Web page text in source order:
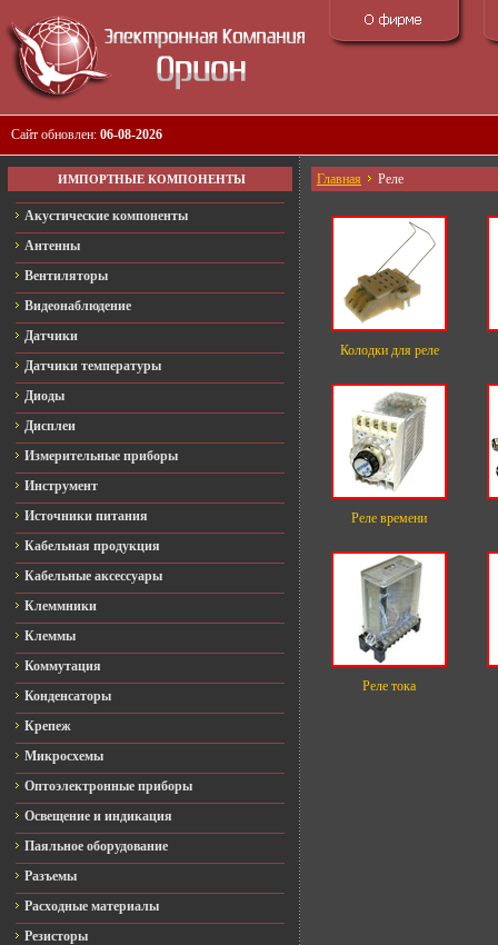
Сайт обновлен: 06-08-2026
ИМПОРТНЫЕ КОМПОНЕНТЫ
Акустические компоненты
Антенны
Вентиляторы
Видеонаблюдение
Датчики
Датчики температуры
Диоды
Дисплеи
Измерительные приборы
Инструмент
Источники питания
Кабельная продукция
Кабельные аксессуары
Клеммники
Клеммы
Коммутация
Конденсаторы
Крепеж
Микросхемы
Оптоэлектронные приборы
Освещение и индикация
Паяльное оборудование
Разъемы
Расходные материалы
Резисторы
Главная Реле
Колодки для реле
Реле времени
Реле тока